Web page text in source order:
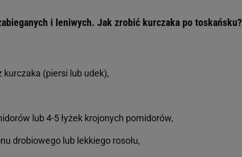
i leniwych. Jak zrobić kurczaka po toskańsku?
kurczaka (piersi lub udek),
lub 4-5 łyżek krojonych pomidorów,
drobiowego lub lekkiego rosołu,